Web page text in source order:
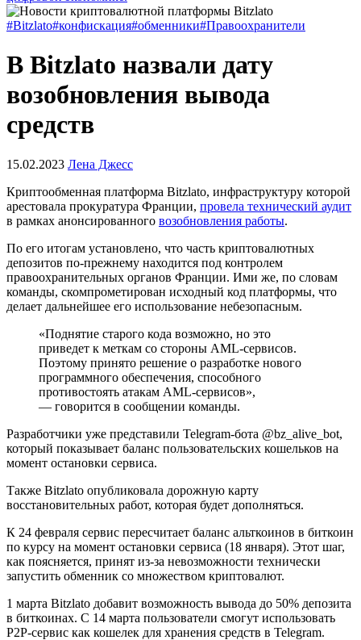
#Bitzlato#конфискация#обменники#Правоохранители
В Bitzlato назвали дату
возобновления вывода
средств
15.02.2023 Лена Джесс
Криптообменная платформа Bitzlato, инфраструктуру которой
арестовала прокуратура Франции, провела технический аудит
в рамках анонсированного возобновления работы.
По его итогам установлено, что часть криптовалютных
депозитов по-прежнему находится под контролем
правоохранительных органов Франции. Ими же, по словам
команды, скомпрометирован исходный код платформы, что
делает дальнейшее его использование небезопасным.
«Поднятие старого кода возможно, но это
приведет к меткам со стороны AML-сервисов.
Поэтому принято решение о разработке нового
программного обеспечения, способного
противостоять атакам AML-сервисов»,
— говорится в сообщении команды.
Разработчики уже представили Telegram-бота @bz_alive_bot,
который показывает баланс пользовательских кошельков на
момент остановки сервиса.
Также Bitzlato опубликовала дорожную карту
восстановительных работ, которая будет дополняться.
К 24 февраля сервис пересчитает баланс альткоинов в биткоин
по курсу на момент остановки сервиса (18 января). Этот шаг,
как поясняется, принят из-за невозможности технически
запустить обменник со множеством криптовалют.
1 марта Bitzlato добавит возможность вывода до 50% депозита
в биткоинах. С 14 марта пользователи смогут использовать
P2P-сервис как кошелек для хранения средств в Telegram.